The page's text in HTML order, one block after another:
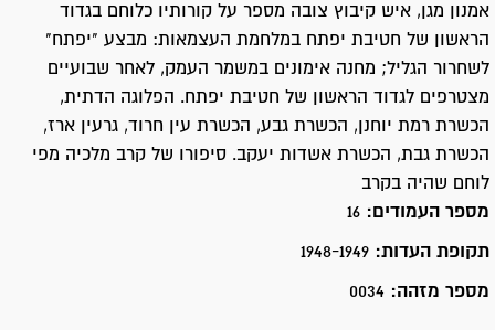
אמנון מגן, איש קיבוץ צובה מספר על קורותיו כלוחם בגדוד
הראשון של חטיבת יפתח במלחמת העצמאות: מבצע "יפתח"
לשחרור הגליל; מחנה אימונים במשמר העמק, לאחר שבועיים
מצטרפים לגדוד הראשון של חטיבת יפתח. הפלוגה הדתית,
הכשרת רמת יוחנן, הכשרת גבע, הכשרת עין חרוד, גרעין ארז,
הכשרת גבת, הכשרת אשדות יעקב. סיפורו של קרב מלכיה מפי
לוחם שהיה בקרב
מספר העמודים: 16
תקופת העדות: 1948-1949
מספר מזהה: 0034